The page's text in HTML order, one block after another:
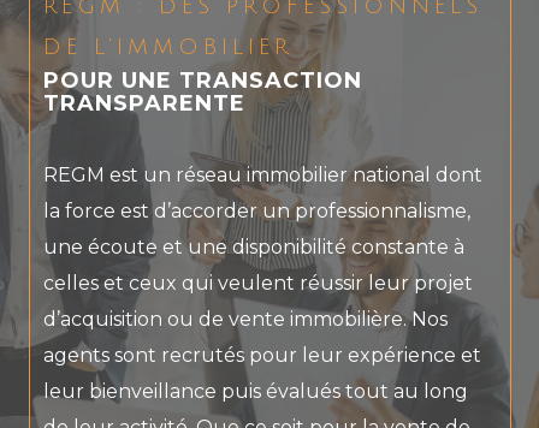
REGM : DES PROFESSIONNELS
DE L’IMMOBILIER
POUR UNE TRANSACTION
TRANSPARENTE
REGM est un réseau immobilier national dont
la force est d’accorder un professionnalisme,
une écoute et une disponibilité constante à
celles et ceux qui veulent réussir leur projet
d’acquisition ou de vente immobilière. Nos
agents sont recrutés pour leur expérience et
leur bienveillance puis évalués tout au long